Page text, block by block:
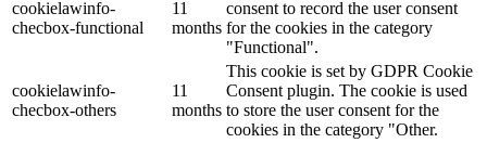
cookielawinfo-
checbox-functional
11
months
consent to record the user consent
for the cookies in the category
"Functional".
cookielawinfo-
checbox-others
11
months
This cookie is set by GDPR Cookie
Consent plugin. The cookie is used
to store the user consent for the
cookies in the category "Other.